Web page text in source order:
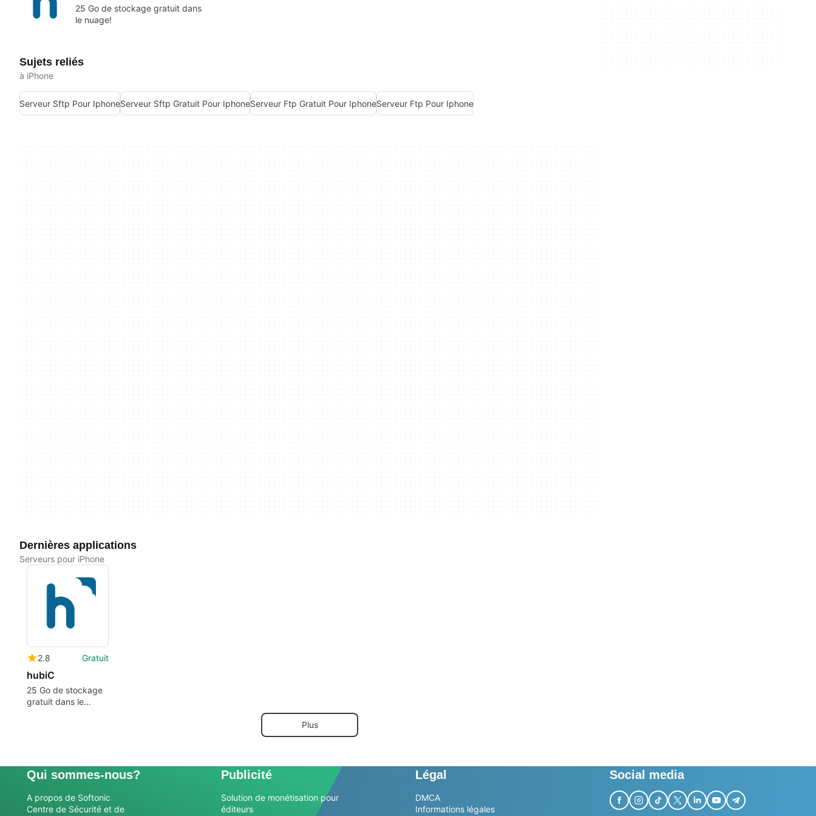
25 Go de stockage gratuit dans
le nuage!
Sujets reliés
à iPhone
Serveur Sftp Pour IphoneServeur Sftp Gratuit Pour IphoneServeur Ftp Gratuit Pour IphoneServeur Ftp Pour Iphone
Dernières applications
Serveurs pour iPhone
2.8 Gratuit
hubiC
25 Go de stockage
gratuit dans le
Plus
Qui sommes-nous?
A propos de Softonic
Centre de Sécurité et de
Publicité
Solution de monétisation pour
éditeurs
Légal
DMCA
Informations légales
Social media